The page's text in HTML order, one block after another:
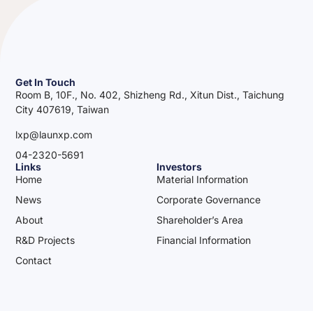
Links
Home
News
About
R&D Projects
Contact
Investors
Material Information
Corporate Governance
Shareholder’s Area
Financial Information
Get In Touch
Room B, 10F., No. 402, Shizheng Rd., Xitun Dist., Taichung
City 407619, Taiwan
lxp@launxp.com
04-2320-5691